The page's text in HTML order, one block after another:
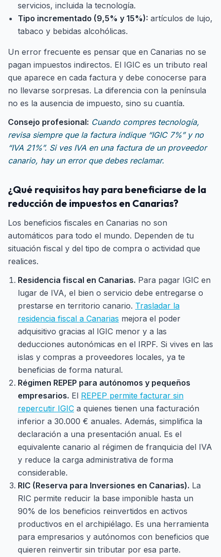
servicios, incluida la tecnología.
Tipo incrementado (9,5% y 15%): artículos de lujo,
tabaco y bebidas alcohólicas.
Un error frecuente es pensar que en Canarias no se
pagan impuestos indirectos. El IGIC es un tributo real
que aparece en cada factura y debe conocerse para
no llevarse sorpresas. La diferencia con la península
no es la ausencia de impuesto, sino su cuantía.
Consejo profesional: Cuando compres tecnología,
revisa siempre que la factura indique “IGIC 7%” y no
“IVA 21%”. Si ves IVA en una factura de un proveedor
canario, hay un error que debes reclamar.
¿Qué requisitos hay para beneficiarse de la
reducción de impuestos en Canarias?
Los beneficios fiscales en Canarias no son
automáticos para todo el mundo. Dependen de tu
situación fiscal y del tipo de compra o actividad que
realices.
Residencia fiscal en Canarias. Para pagar IGIC en
lugar de IVA, el bien o servicio debe entregarse o
prestarse en territorio canario. Trasladar la
residencia fiscal a Canarias mejora el poder
adquisitivo gracias al IGIC menor y a las
deducciones autonómicas en el IRPF. Si vives en las
islas y compras a proveedores locales, ya te
beneficias de forma natural.
Régimen REPEP para autónomos y pequeños
empresarios. El REPEP permite facturar sin
repercutir IGIC a quienes tienen una facturación
inferior a 30.000 € anuales. Además, simplifica la
declaración a una presentación anual. Es el
equivalente canario al régimen de franquicia del IVA
y reduce la carga administrativa de forma
considerable.
RIC (Reserva para Inversiones en Canarias). La
RIC permite reducir la base imponible hasta un
90% de los beneficios reinvertidos en activos
productivos en el archipiélago. Es una herramienta
para empresarios y autónomos con beneficios que
quieren reinvertir sin tributar por esa parte.